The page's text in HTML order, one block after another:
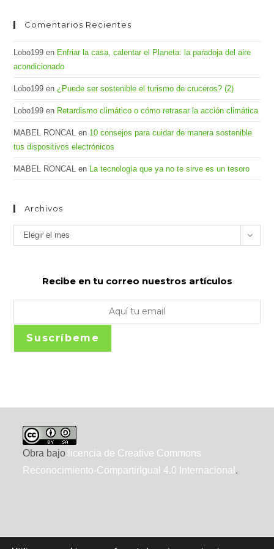
Comentarios Recientes
Lobo199 en Enfriar la casa, calentar el Planeta: la paradoja del aire
acondicionado
Lobo199 en ¿Puede ser sostenible el turismo de cruceros? (2)
Lobo199 en Retardismo climático o cómo retrasar la acción climática
MABEL RONCAL en 10 consejos para cuidar de manera sostenible
tus dispositivos electrónicos
MABEL RONCAL en La tecnología que ya no te sirve es un tesoro
Archivos
Archivos
Elegir el mes
Recibe en tu correo nuestros artículos
Suscríbeme
Obra bajo licencia de Creative Commons
Reconocimiento-CompartirIgual 4.0 Internacional .